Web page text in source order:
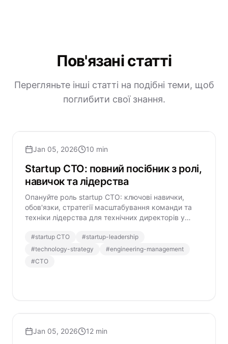
Пов'язані статті
Перегляньте інші статті на подібні теми, щоб
поглибити свої знання.
Jan 05, 2026 10 min
Startup CTO: повний посібник з ролі,
навичок та лідерства
Опануйте роль startup CTO: ключові навички,
обов'язки, стратегії масштабування команди та
техніки лідерства для технічних директорів у
#startup CTO #startup-leadership
#technology-strategy #engineering-management
#CTO
Jan 05, 2026 12 min